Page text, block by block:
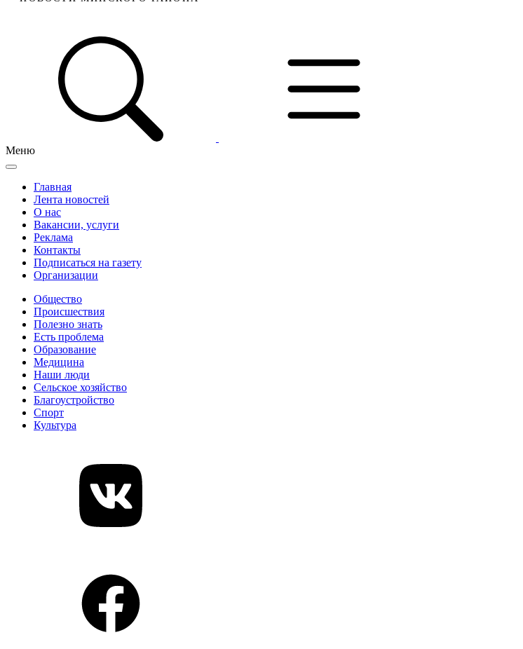
Меню
Главная
Лента новостей
О нас
Вакансии, услуги
Реклама
Контакты
Подписаться на газету
Организации
Общество
Происшествия
Полезно знать
Есть проблема
Образование
Медицина
Наши люди
Сельское хозяйство
Благоустройство
Спорт
Культура